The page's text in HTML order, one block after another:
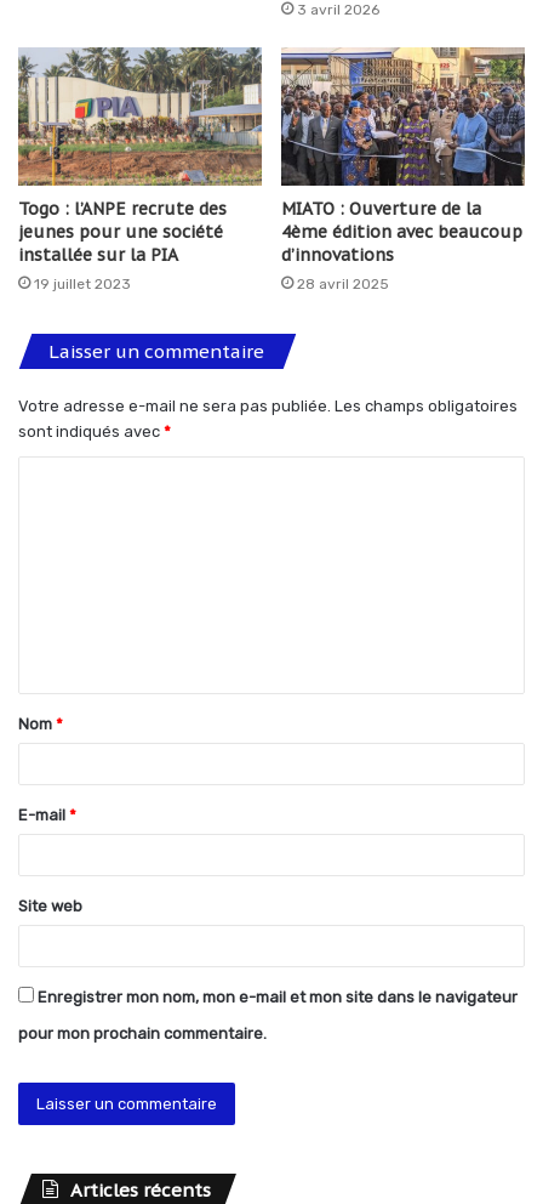
3 avril 2026
Togo : l’ANPE recrute des
jeunes pour une société
installée sur la PIA
19 juillet 2023
MIATO : Ouverture de la
4ème édition avec beaucoup
d’innovations
28 avril 2025
Laisser un commentaire
Votre adresse e-mail ne sera pas publiée. Les champs obligatoires
sont indiqués avec *
t
a
e
*
Nom *
E-mail *
Site web
Enregistrer mon nom, mon e-mail et mon site dans le navigateur
pour mon prochain commentaire.
Articles récents